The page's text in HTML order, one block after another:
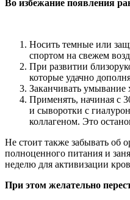
Во избежание появления
Носить темные или
спортом на свежем
При развитии
которые удачно
Заканчивать умывание
Применять, начиная с
и сыворотки с
коллагеном. Это
Не стоит также забывать об
полноценного питания и
неделю для активизации
При этом желательно